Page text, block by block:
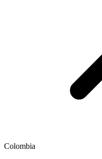
Colombia